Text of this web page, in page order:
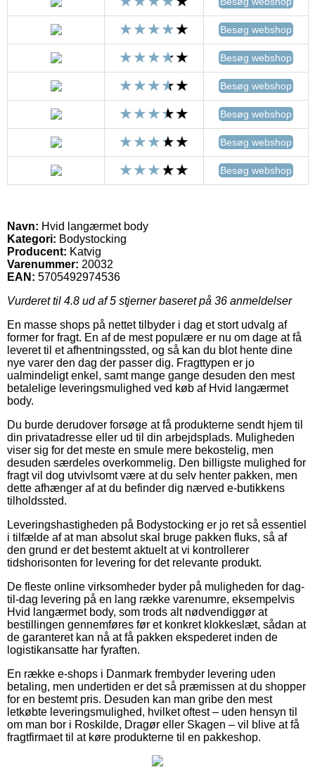
Besøg webshop
Besøg webshop
Besøg webshop
Besøg webshop
Besøg webshop
Besøg webshop
Navn: Hvid langærmet body
Kategori: Bodystocking
Producent: Katvig
Varenummer: 20032
EAN: 5705492974536
Vurderet til 4.8 ud af 5 stjerner baseret på 36 anmeldelser
En masse shops på nettet tilbyder i dag et stort udvalg af
former for fragt. En af de mest populære er nu om dage at få
leveret til et afhentningssted, og så kan du blot hente dine
nye varer den dag der passer dig. Fragttypen er jo
ualmindeligt enkel, samt mange gange desuden den mest
betalelige leveringsmulighed ved køb af Hvid langærmet
body.
Du burde derudover forsøge at få produkterne sendt hjem til
din privatadresse eller ud til din arbejdsplads. Muligheden
viser sig for det meste en smule mere bekostelig, men
desuden særdeles overkommelig. Den billigste mulighed for
fragt vil dog utvivlsomt være at du selv henter pakken, men
dette afhænger af at du befinder dig nærved e-butikkens
tilholdssted.
Leveringshastigheden på Bodystocking er jo ret så essentiel
i tilfælde af at man absolut skal bruge pakken fluks, så af
den grund er det bestemt aktuelt at vi kontrollerer
tidshorisonten for levering for det relevante produkt.
De fleste online virksomheder byder på muligheden for dag-
til-dag levering på en lang række varenumre, eksempelvis
Hvid langærmet body, som trods alt nødvendiggør at
bestillingen gennemføres før et konkret klokkeslæt, sådan at
de garanteret kan nå at få pakken ekspederet inden de
logistikansatte har fyraften.
En række e-shops i Danmark frembyder levering uden
betaling, men undertiden er det så præmissen at du shopper
for en bestemt pris. Desuden kan man gribe den mest
letkøbte leveringsmulighed, hvilket oftest – uden hensyn til
om man bor i Roskilde, Dragør eller Skagen – vil blive at få
fragtfirmaet til at køre produkterne til en pakkeshop.